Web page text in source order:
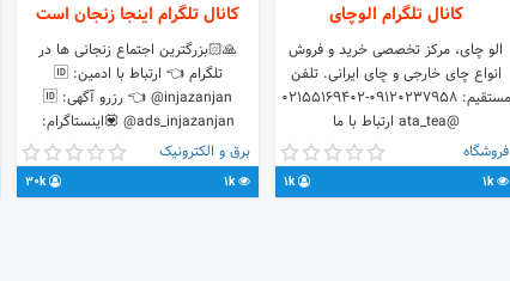
کانال تلگرام الوچای
الو چای، مرکز تخصصی خرید و فروش
انواع چای خارجی و چای ایرانی. تلفن
مستقیم: 09120237958-02155169402
@ata_tea ارتباط با ما
www.atatea.com
فروشگاه
1k
1k
کانال تلگرام اینجا زنجان است
🙏🏻بزرگترین اجتماع زنجانی ها در
تلگرام 👈 ارتباط با ادمین: 🆔
@injazanjan 👈 رزرو آگهی: 🆔
@ads_injazanjan 💟اینستاگرام:
https://goo.gl/wQn2ty کد ساماندهي
http://t.me/itdmcbot?
start=zanjandili
برق و الکترونیک
1k
30k